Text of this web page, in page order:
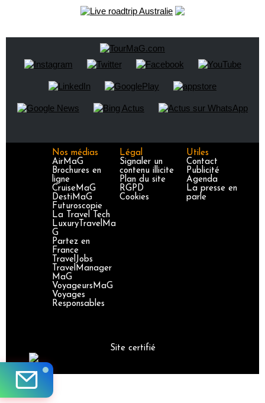
Nos médias
AirMaG
Brochures en
ligne
CruiseMaG
DestiMaG
Futuroscopie
La Travel Tech
LuxuryTravelMa
G
Partez en
France
TravelJobs
TravelManager
MaG
VoyageursMaG
Voyages
Responsables
Légal
Signaler un
contenu illicite
Plan du site
RGPD
Cookies
Utiles
Contact
Publicité
Agenda
La presse en
parle
Site certifié